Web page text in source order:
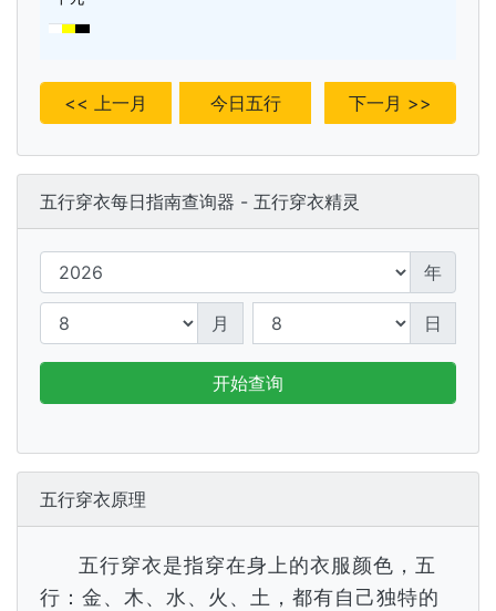
<< 上一月 今日五行 下一月 >>
五行穿衣每日指南查询器 - 五行穿衣精灵
年
月 日
开始查询
五行穿衣原理
五行穿衣是指穿在身上的衣服颜色，五
行：金、木、水、火、土，都有自己独特的